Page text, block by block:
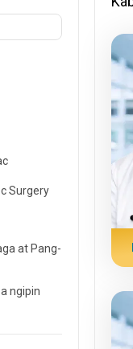
Surgery
at Pang-
ngipin